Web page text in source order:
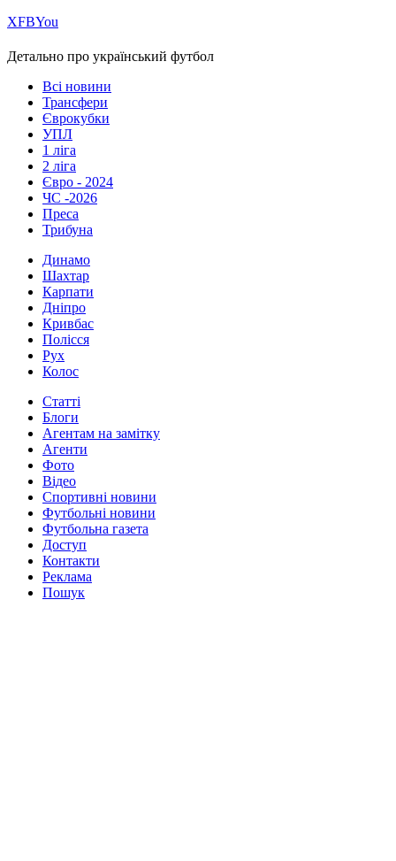
ХFBYou
Детально про український футбол
Всі новини
Трансфери
Єврокубки
УПЛ
1 ліга
2 ліга
Євро - 2024
ЧС -2026
Преса
Трибуна
Динамо
Шахтар
Карпати
Дніпро
Кривбас
Полісся
Рух
Колос
Статті
Блоги
Агентам на замітку
Агенти
Фото
Відео
Спортивні новини
Футбольні новини
Футбольна газета
Доступ
Контакти
Реклама
Пошук